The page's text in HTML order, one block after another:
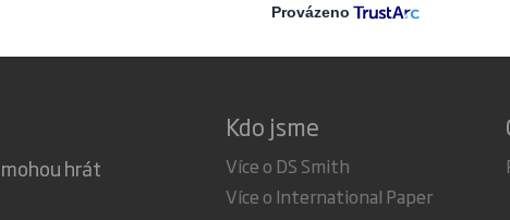
hrát
Kdo jsme
Více o DS Smith
Více o International Paper